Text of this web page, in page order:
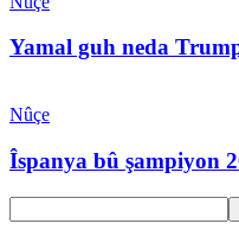
Yamal guh neda
Nûçe
Îspanya bû şampiyon